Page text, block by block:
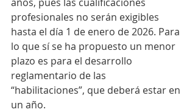
profesionales no serán exigibles
hasta el día 1 de enero de 2026. Para
lo que sí se ha propuesto un menor
plazo es para el desarrollo
reglamentario de las
“habilitaciones”, que deberá estar en
un año.